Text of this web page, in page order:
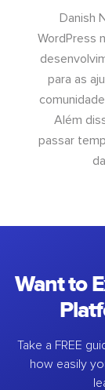
Danish
WordPress
para as
Além
passar
Want to
Take a FREE
how easily